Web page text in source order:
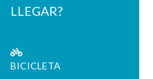
LLEGAR?
BICICLETA